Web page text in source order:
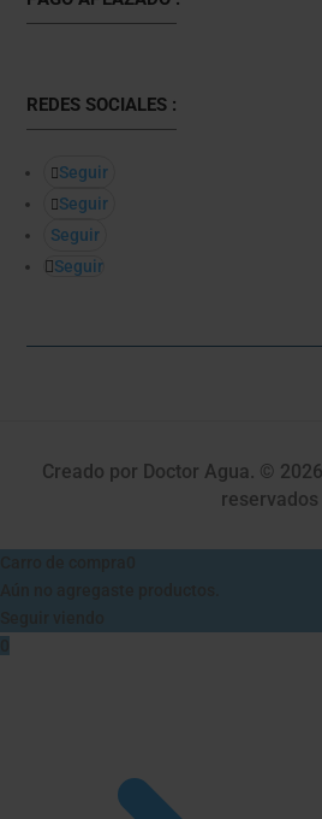
REDES SOCIALES :
Seguir
Seguir
Seguir
Seguir
Creado por Doctor Agua. ©
reservados